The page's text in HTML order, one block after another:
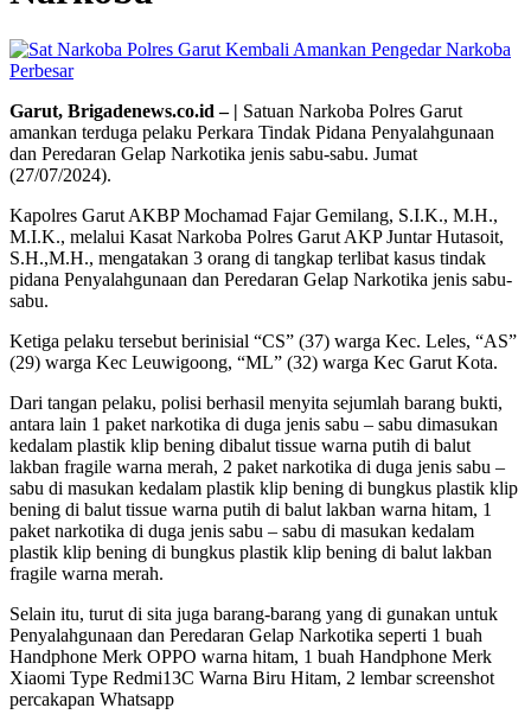
Perbesar
Garut, Brigadenews.co.id – | Satuan Narkoba Polres Garut
amankan terduga pelaku Perkara Tindak Pidana Penyalahgunaan
dan Peredaran Gelap Narkotika jenis sabu-sabu. Jumat
(27/07/2024).
Kapolres Garut AKBP Mochamad Fajar Gemilang, S.I.K., M.H.,
M.I.K., melalui Kasat Narkoba Polres Garut AKP Juntar Hutasoit,
S.H.,M.H., mengatakan 3 orang di tangkap terlibat kasus tindak
pidana Penyalahgunaan dan Peredaran Gelap Narkotika jenis sabu-
sabu.
Ketiga pelaku tersebut berinisial “CS” (37) warga Kec. Leles, “AS”
(29) warga Kec Leuwigoong, “ML” (32) warga Kec Garut Kota.
Dari tangan pelaku, polisi berhasil menyita sejumlah barang bukti,
antara lain 1 paket narkotika di duga jenis sabu – sabu dimasukan
kedalam plastik klip bening dibalut tissue warna putih di balut
lakban fragile warna merah, 2 paket narkotika di duga jenis sabu –
sabu di masukan kedalam plastik klip bening di bungkus plastik klip
bening di balut tissue warna putih di balut lakban warna hitam, 1
paket narkotika di duga jenis sabu – sabu di masukan kedalam
plastik klip bening di bungkus plastik klip bening di balut lakban
fragile warna merah.
Selain itu, turut di sita juga barang-barang yang di gunakan untuk
Penyalahgunaan dan Peredaran Gelap Narkotika seperti 1 buah
Handphone Merk OPPO warna hitam, 1 buah Handphone Merk
Xiaomi Type Redmi13C Warna Biru Hitam, 2 lembar screenshot
percakapan Whatsapp